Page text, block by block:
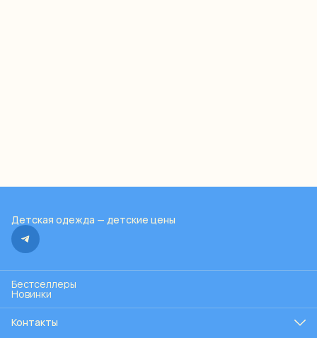
Детская одежда — детские цены
Бестселлеры
Новинки
Контакты